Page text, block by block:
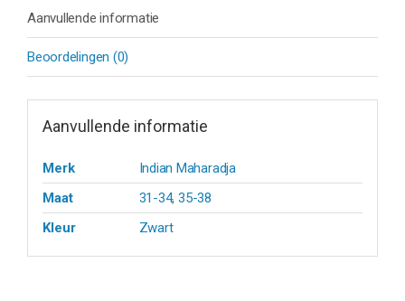
Aanvullende informatie
Beoordelingen (0)
Aanvullende informatie
Merk
Indian Maharadja
Maat
31-34, 35-38
Kleur
Zwart